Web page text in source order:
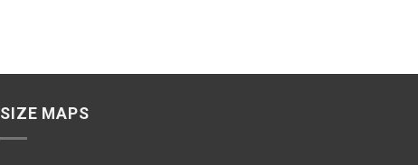
SIZE MAPS